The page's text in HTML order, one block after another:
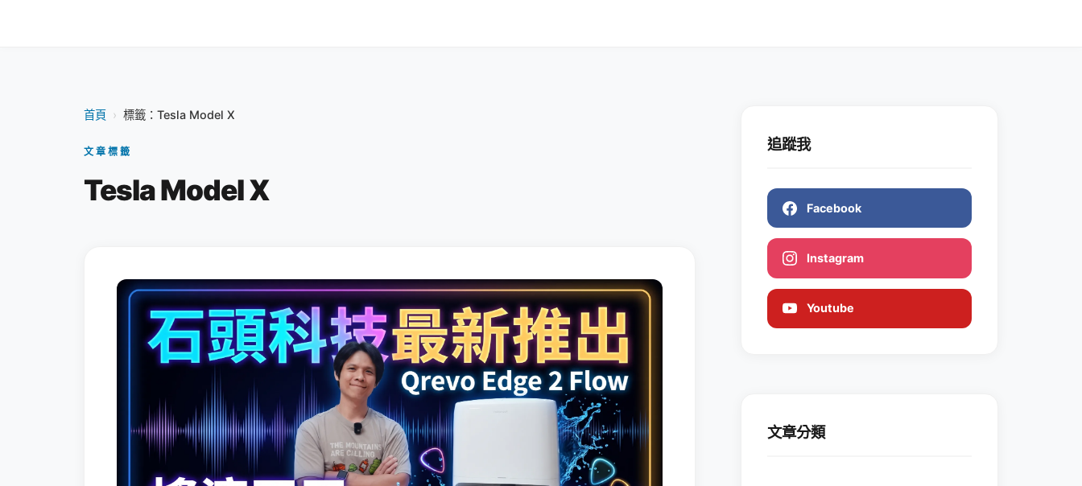
首頁 › 標籤：Tesla Model X
文章標籤
Tesla Model X
追蹤我
Facebook
Instagram
Youtube
文章分類